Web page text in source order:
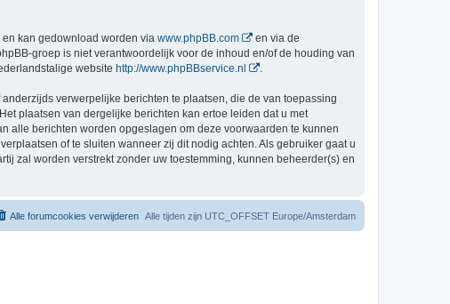
en kan gedownload worden via www.phpBB.com
en via de
groep is niet verantwoordelijk voor de inhoud en/of de houding van
website http://www.phpBBservice.nl .
verwerpelijke berichten te plaatsen, die de van toepassing
plaatsen van dergelijke berichten kan ertoe leiden dat u met
alle berichten worden opgeslagen om deze voorwaarden te kunnen
of te sluiten wanneer zij dit nodig achten. Als gebruiker gaat u
zal worden verstrekt zonder uw toestemming, kunnen beheerder(s) en
Alle tijden zijn UTC_OFFSET Europe/Amsterdam
Alle forumcookies verwijderen